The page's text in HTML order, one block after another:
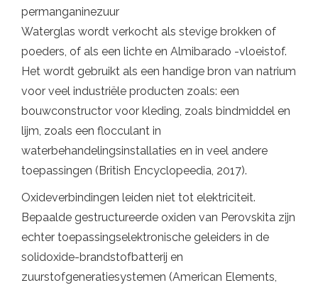
permanganinezuur
Waterglas wordt verkocht als stevige brokken of
poeders, of als een lichte en Almibarado -vloeistof.
Het wordt gebruikt als een handige bron van natrium
voor veel industriële producten zoals: een
bouwconstructor voor kleding, zoals bindmiddel en
lijm, zoals een flocculant in
waterbehandelingsinstallaties en in veel andere
toepassingen (British Encyclopeedia, 2017).
Oxideverbindingen leiden niet tot elektriciteit.
Bepaalde gestructureerde oxiden van Perovskita zijn
echter toepassingselektronische geleiders in de
solidoxide-brandstofbatterij en
zuurstofgeneratiesystemen (American Elements,